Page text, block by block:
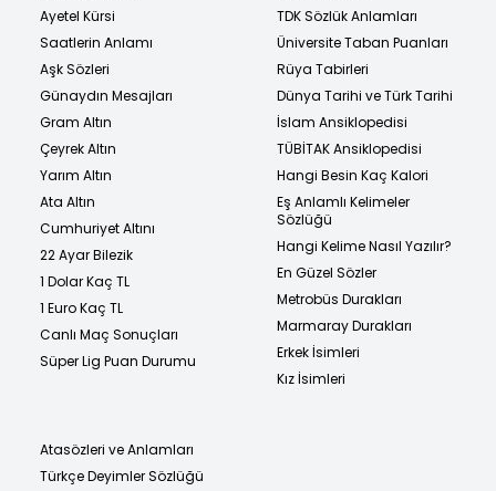
Ayetel Kürsi
Saatlerin Anlamı
Aşk Sözleri
Günaydın Mesajları
Gram Altın
Çeyrek Altın
Yarım Altın
Ata Altın
Cumhuriyet Altını
22 Ayar Bilezik
1 Dolar Kaç TL
1 Euro Kaç TL
Canlı Maç Sonuçları
Süper Lig Puan Durumu
TDK Sözlük Anlamları
Üniversite Taban Puanları
Rüya Tabirleri
Dünya Tarihi ve Türk Tarihi
İslam Ansiklopedisi
TÜBİTAK Ansiklopedisi
Hangi Besin Kaç Kalori
Eş Anlamlı Kelimeler
Sözlüğü
Hangi Kelime Nasıl Yazılır?
En Güzel Sözler
Metrobüs Durakları
Marmaray Durakları
Erkek İsimleri
Kız İsimleri
Atasözleri ve Anlamları
Türkçe Deyimler Sözlüğü